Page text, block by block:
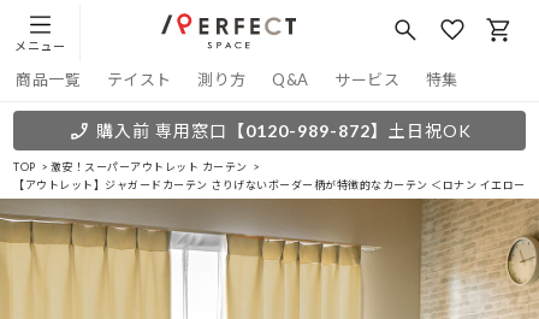
メニュー
商品一覧 テイスト 測り方 Q&A サービス 特集
購入前 専用窓口 【0120-989-872】 土日祝OK
TOP
激安！スーパーアウトレット カーテン
【アウトレット】ジャガードカーテン さりげないボーダー柄が特徴的なカーテン ＜ロナン イエロー＞